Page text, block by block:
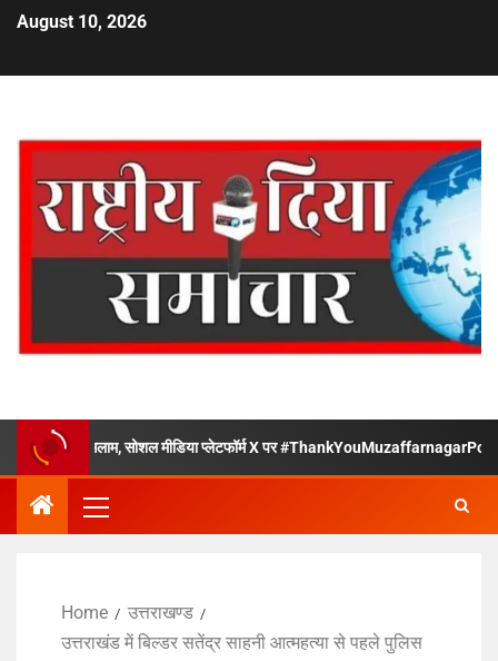
August 10, 2026
सलाम, सोशल मीडिया प्लेटफॉर्म X पर #ThankYouMuzaffarnagarPolice बना नंबर-
Home
उत्तराखण्ड
उत्तराखंड में बिल्डर सतेंद्र साहनी आत्महत्या से पहले पुलिस